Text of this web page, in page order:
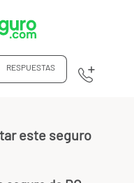
RESPUESTAS
este seguro